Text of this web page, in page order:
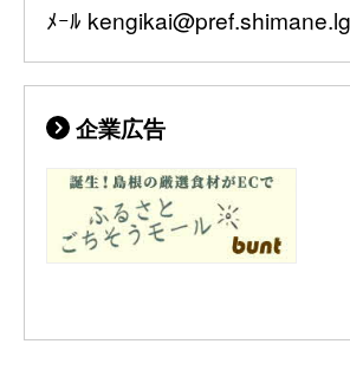
ﾒｰﾙ
企業広告